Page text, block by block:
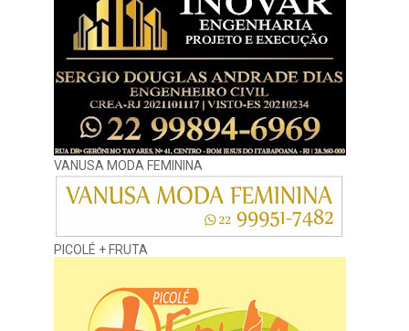
VANUSA MODA FEMININA
PICOLÉ + FRUTA